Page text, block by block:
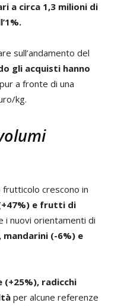
a circa 1,3 milioni di
sull’andamento del
gli acquisti hanno
pur a fronte di una
kg.
frutticolo crescono in
e frutti di
i nuovi orientamenti di
(-6%) e
(+25%), radicchi
per alcune referenze